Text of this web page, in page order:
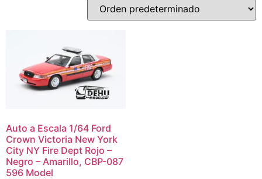
Auto a Escala 1/64 Ford
Crown Victoria New York
City NY Fire Dept Rojo –
Negro – Amarillo, CBP-087
596 Model